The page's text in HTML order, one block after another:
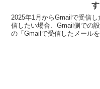
2025年1月からGmailで受信
信したい場合、Gmail側での
の「Gmailで受信したメール